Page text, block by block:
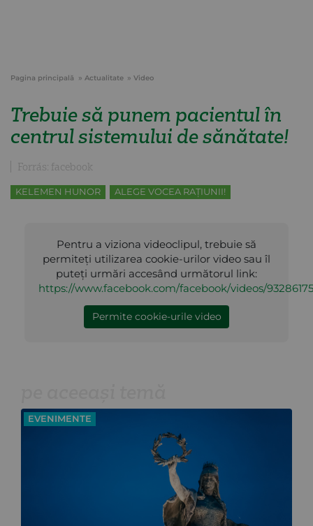
Pagina principală Actualitate Video
Trebuie să punem pacientul în
centrul sistemului de sănătate!
Forrás: facebook
KELEMEN HUNOR ALEGE VOCEA RAȚIUNII!
Pentru a viziona videoclipul, trebuie să
permiteți utilizarea cookie-urilor video sau îl
puteți urmări accesând următorul link:
https://www.facebook.com/facebook/videos/
Permite cookie-urile video
EVENIMENTE